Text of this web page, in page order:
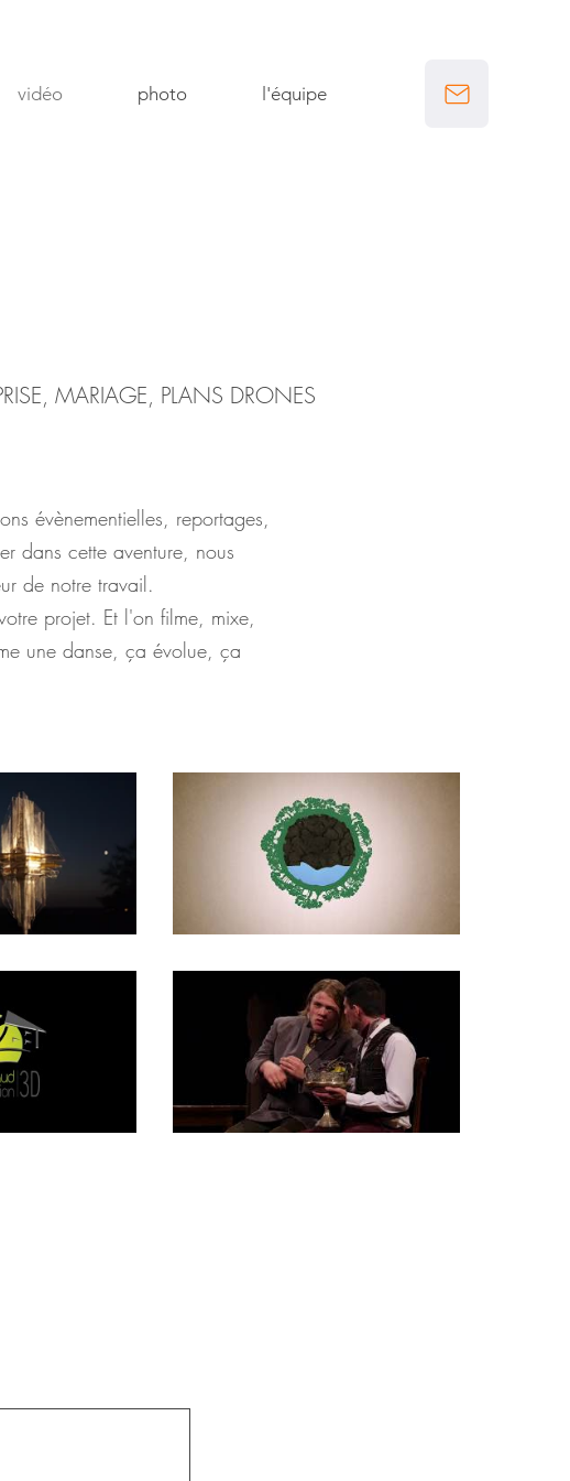
vidéo photo l'équipe
évènementielles, reportages,
dans cette aventure, nous
de notre travail.
projet. Et l'on filme, mixe,
une danse, ça évolue, ça
MARIAGE, PLANS DRONES